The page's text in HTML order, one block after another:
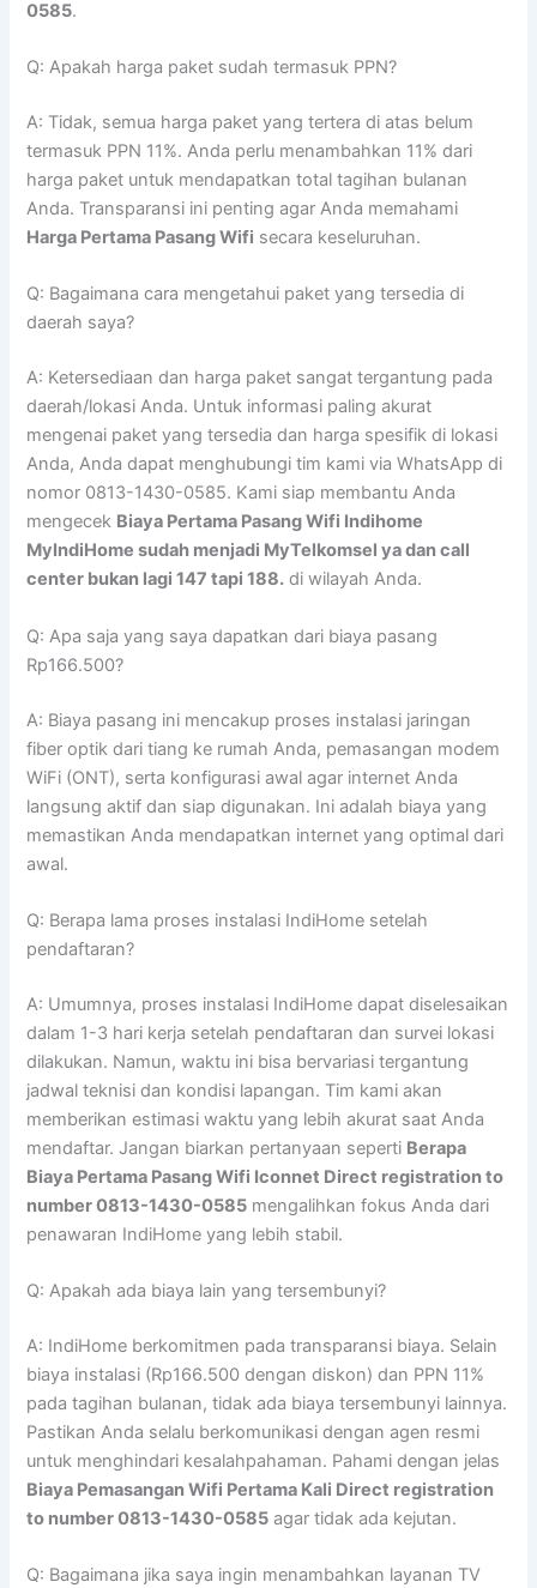
0585.
Q: Apakah harga paket sudah termasuk PPN?
A: Tidak, semua harga paket yang tertera di atas belum
termasuk PPN 11%. Anda perlu menambahkan 11% dari
harga paket untuk mendapatkan total tagihan bulanan
Anda. Transparansi ini penting agar Anda memahami
Harga Pertama Pasang Wifi secara keseluruhan.
Q: Bagaimana cara mengetahui paket yang tersedia di
daerah saya?
A: Ketersediaan dan harga paket sangat tergantung pada
daerah/lokasi Anda. Untuk informasi paling akurat
mengenai paket yang tersedia dan harga spesifik di lokasi
Anda, Anda dapat menghubungi tim kami via WhatsApp di
nomor 0813-1430-0585. Kami siap membantu Anda
mengecek Biaya Pertama Pasang Wifi Indihome
MyIndiHome sudah menjadi MyTelkomsel ya dan call
center bukan lagi 147 tapi 188. di wilayah Anda.
Q: Apa saja yang saya dapatkan dari biaya pasang
Rp166.500?
A: Biaya pasang ini mencakup proses instalasi jaringan
fiber optik dari tiang ke rumah Anda, pemasangan modem
WiFi (ONT), serta konfigurasi awal agar internet Anda
langsung aktif dan siap digunakan. Ini adalah biaya yang
memastikan Anda mendapatkan internet yang optimal dari
awal.
Q: Berapa lama proses instalasi IndiHome setelah
pendaftaran?
A: Umumnya, proses instalasi IndiHome dapat diselesaikan
dalam 1-3 hari kerja setelah pendaftaran dan survei lokasi
dilakukan. Namun, waktu ini bisa bervariasi tergantung
jadwal teknisi dan kondisi lapangan. Tim kami akan
memberikan estimasi waktu yang lebih akurat saat Anda
mendaftar. Jangan biarkan pertanyaan seperti Berapa
Biaya Pertama Pasang Wifi Iconnet Direct registration to
number 0813-1430-0585 mengalihkan fokus Anda dari
penawaran IndiHome yang lebih stabil.
Q: Apakah ada biaya lain yang tersembunyi?
A: IndiHome berkomitmen pada transparansi biaya. Selain
biaya instalasi (Rp166.500 dengan diskon) dan PPN 11%
pada tagihan bulanan, tidak ada biaya tersembunyi lainnya.
Pastikan Anda selalu berkomunikasi dengan agen resmi
untuk menghindari kesalahpahaman. Pahami dengan jelas
Biaya Pemasangan Wifi Pertama Kali Direct registration
to number 0813-1430-0585 agar tidak ada kejutan.
Q: Bagaimana jika saya ingin menambahkan layanan TV